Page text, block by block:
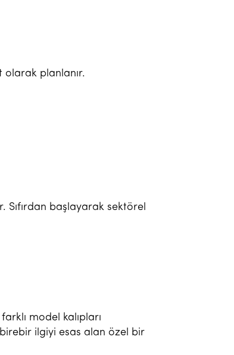
planlanır.
Sıfırdan başlayarak sektörel
model kalıpları
ilgiyi esas alan özel bir